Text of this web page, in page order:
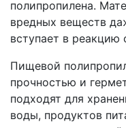
полипропилена.
вредных веществ
вступает в
Пищевой
прочностью и
подходят для
воды, продуктов